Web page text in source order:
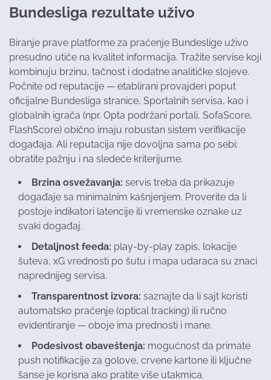
Bundesliga rezultate uživo
Biranje prave platforme za praćenje Bundeslige uživo
presudno utiče na kvalitet informacija. Tražite servise koji
kombinuju brzinu, tačnost i dodatne analitičke slojeve.
Počnite od reputacije — etablirani provajderi poput
oficijalne Bundesliga stranice, Sportalnih servisa, kao i
globalnih igrača (npr. Opta podržani portali, SofaScore,
FlashScore) obično imaju robustan sistem verifikacije
događaja. Ali reputacija nije dovoljna sama po sebi:
obratite pažnju i na sledeće kriterijume.
Brzina osvežavanja: servis treba da prikazuje
događaje sa minimalnim kašnjenjem. Proverite da li
postoje indikatori latencije ili vremenske oznake uz
svaki događaj.
Detaljnost feeda: play-by-play zapis, lokacije
šuteva, xG vrednosti po šutu i mapa udaraca su znaci
naprednijeg servisa.
Transparentnost izvora: saznajte da li sajt koristi
automatsko praćenje (optical tracking) ili ručno
evidentiranje — oboje ima prednosti i mane.
Podesivost obaveštenja: mogućnost da primate
push notifikacije za golove, crvene kartone ili ključne
šanse je korisna ako pratite više utakmica.